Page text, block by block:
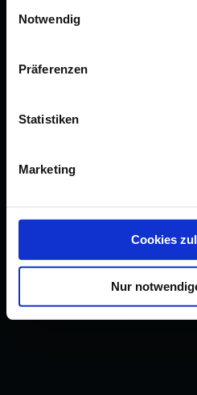
Notwendig
Präferenzen
Statistiken
Marketing
Cookies
Nur